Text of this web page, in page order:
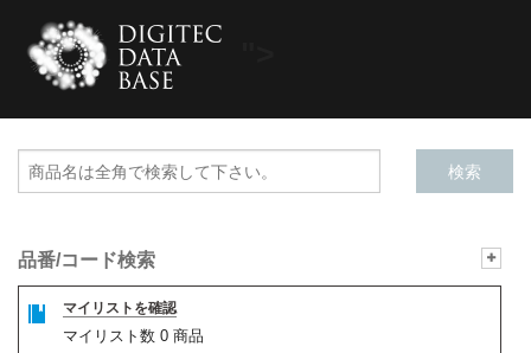
品番/コード検索
マイリストを確認
マイリスト数 0 商品